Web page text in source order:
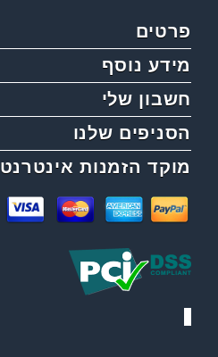
פרטים
מידע נוסף
חשבון שלי
הסניפים שלנו
מוקד הזמנות אינטרנט